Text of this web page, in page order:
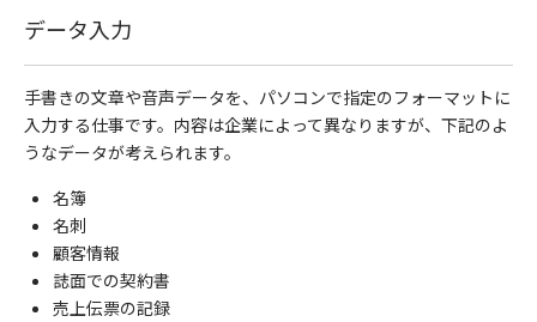
データ入力
手書きの文章や音声データを、パソコンで指定のフォーマットに
入力する仕事です。内容は企業によって異なりますが、下記のよ
うなデータが考えられます。
名簿
名刺
顧客情報
誌面での契約書
売上伝票の記録